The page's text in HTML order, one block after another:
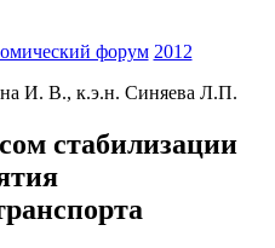
форум 2012
И. В., к.э.н. Синяева Л.П.
стабилизации